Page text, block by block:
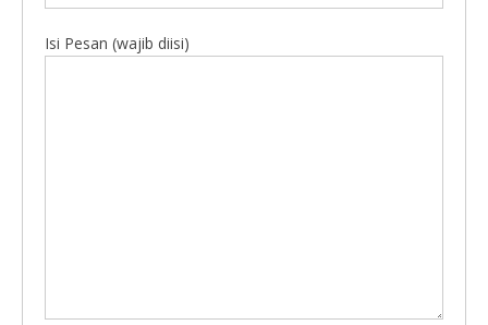
Isi Pesan (wajib diisi)